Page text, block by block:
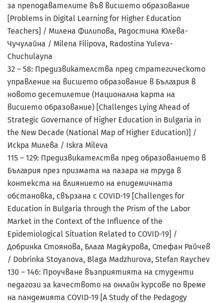
за преподавателите във висшето образование
[Problems in Digital Learning for Higher Education
Teachers] / Милена Филипова, Радостина Юлева-
Чучулайна / Milena Filipova, Radostina Yuleva-
Chuchulayna
32 – 58: Предизвикателства пред стратегическото
управление на висшето образование в България в
новото десетилетие (Национална карта на
висшето образование) [Challenges Lying Ahead of
Strategic Governance of Higher Education in Bulgaria in
the New Decade (National Map of Higher Education)] /
Искра Милева / Iskra Mileva
115 – 129: Предизвикателства пред образованието в
България през призмата на пазара на труда в
контекста на влиянието на епидемичната
обстановка, свързана с COVID-19 [Challenges for
Education in Bulgaria through the Prism of the Labor
Market in the Context of the Influence of the
Epidemiological Situation Related to COVID-19] /
Добринка Стоянова, Блага Маджурова, Стефан Райчев
/ Dobrinka Stoyanova, Blaga Madzhurova, Stefan Raychev
130 – 146: Проучване възприятията на студенти
педагози за качеството на онлайн курсове по време
на пандемията COVID-19 [A Study of the Pedagogy